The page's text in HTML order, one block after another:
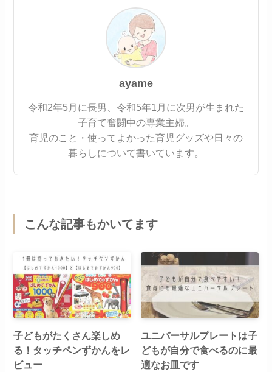
ayame
令和2年5月に長男、令和5年1月に次男が生まれた
子育て奮闘中の専業主婦。
育児のこと・使ってよかった育児グッズや日々の
暮らしについて書いています。
こんな記事もかいてます
子どもがたくさん楽しめ
る！タッチペンずかんをレ
ビュー
ユニバーサルプレートは子
どもが自分で食べるのに最
適なお皿です